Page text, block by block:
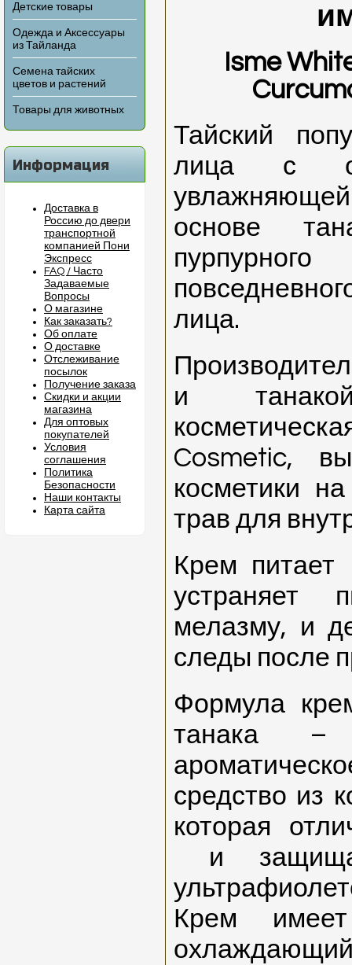
Детские товары
Одежда и Аксессуары
из Тайланда
Семена тайских
цветов и растений
Товары для животных
Информация
Доставка в
Россию до двери
транспортной
компанией Пони
Экспресс
FAQ / Часто
Задаваемые
Вопросы
О магазине
Как заказать?
Об оплате
О доставке
Отслеживание
посылок
Получение заказа
Скидки и акции
магазина
Для оптовых
покупателей
Условия
соглашения
Политика
Безопасности
Наши контакты
Карта сайта
Isme
Тайский
лица с
основе
лица.
и
Cosmetic,
косметики
трав для
Крем питает
устраняет
мелазму, и
следы после
Формула
танака –
средство из
которая
и
Крем